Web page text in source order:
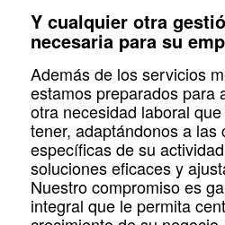
Y cualquier otra
necesaria para su
Además de los servicios
estamos preparados para
otra necesidad laboral
tener, adaptándonos a las
específicas de su
soluciones eficaces y
Nuestro compromiso es
integral que le permita